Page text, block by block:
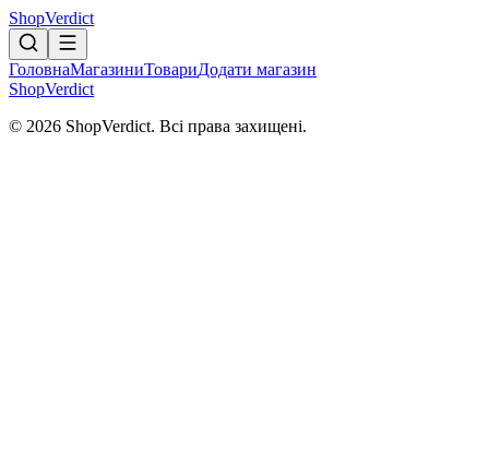
ShopVerdict
ГоловнаМагазиниТовариДодати магазин
ShopVerdict
© 2026 ShopVerdict. Всі права захищені.